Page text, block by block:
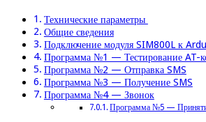
Технические параметры
Общие сведения
Подключение модуля SIM800L к
Программа №1 — Тестирование AT-
Программа №2 — Отправка SMS
Программа №3 — Получение SMS
Программа №4 — Звонок
Программа №5 —